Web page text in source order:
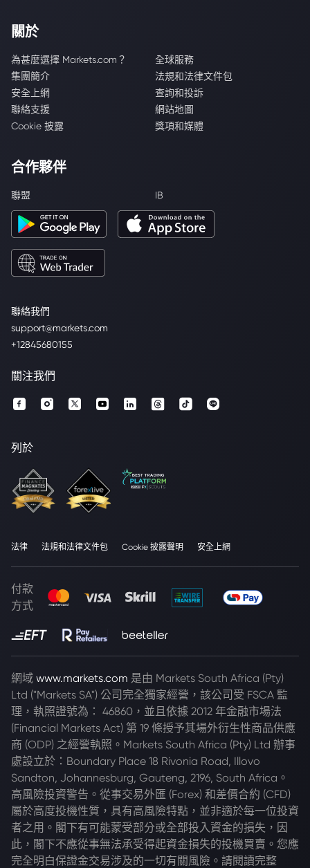
聯絡我們
support@markets.com
+12845680155
關於
為甚麼選擇 Markets.com？
全球服務
集團簡介
法規和法律文件包
安全上網
查詢和投訴
聯絡支援
網站地圖
Cookie 披露
獎項和媒體
合作夥伴
聯盟 IB
關注我們
列於
法律 法規和法律文件包 Cookie 披露聲明 安全上網
付款
方式
網域 www.markets.com 是由 Markets South Africa (Pty)
Ltd ("Markets SA") 公司完全獨家經營，該公司受 FSCA 監
理，執照證號為： 46860，並且依據 2012 年金融市場法
(Financial Markets Act) 第 19 條授予其場外衍生性商品供應
商 (ODP) 之經營執照。Markets South Africa (Pty) Ltd 辦事
處設立於：Boundary Place 18 Rivonia Road, Illovo
Sandton, Johannesburg, Gauteng, 2196, South Africa。
高風險投資警告。從事交易外匯 (Forex) 和差價合約 (CFD)
屬於高度投機性質，具有高風險特點，並非適於每一位投資
者之用。閣下有可能蒙受部分或全部投入資金的損失，因
此，閣下不應從事無法承受得起資金損失的投機買賣。您應
完全明白保證金交易涉及的一切有關風險。請閱讀完整